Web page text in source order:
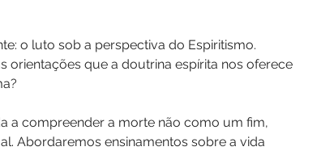
o luto sob a perspectiva do Espiritismo.
orientações que a doutrina espírita nos oferece
a compreender a morte não como um fim,
Abordaremos ensinamentos sobre a vida